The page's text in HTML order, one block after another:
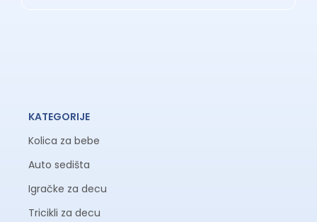
KATEGORIJE
Kolica za bebe
Auto sedišta
Igračke za decu
Tricikli za decu